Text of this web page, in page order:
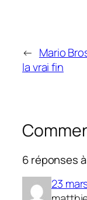
← Mario
la vrai fin
6 réponses
23